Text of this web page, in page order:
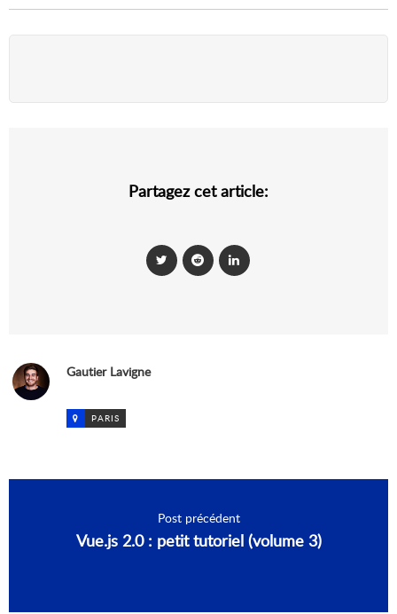
Partagez cet article:
Gautier Lavigne
PARIS
Post précédent
Vue.js 2.0 : petit tutoriel (volume 3)